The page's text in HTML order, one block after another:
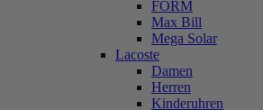
FORM
Max Bill
Mega Solar
Lacoste
Damen
Herren
Kinderuhren